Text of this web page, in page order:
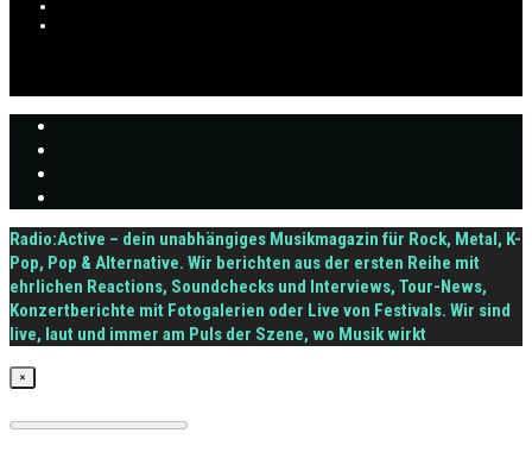
Radio:Active – dein unabhängiges Musikmagazin für Rock, Metal, K-
Pop, Pop & Alternative. Wir berichten aus der ersten Reihe mit
ehrlichen Reactions, Soundchecks und Interviews, Tour-News,
Konzertberichte mit Fotogalerien oder Live von Festivals. Wir sind
live, laut und immer am Puls der Szene, wo Musik wirkt
×